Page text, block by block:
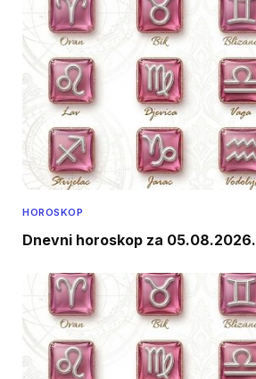
HOROSKOP
Dnevni horoskop za 05.08.2026.